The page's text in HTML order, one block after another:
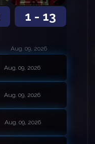
1 - 13
Aug. 09, 2026
Aug. 09, 2026
Aug. 09, 2026
Aug. 09, 2026